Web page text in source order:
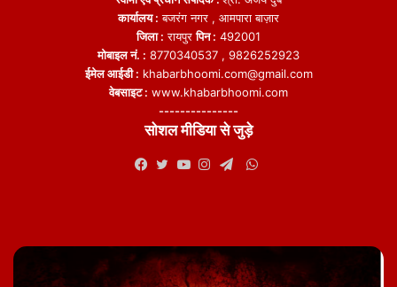
कार्यालय : बजरंग नगर , आमपारा बाज़ार
जिला : रायपुरपिन : 492001
मोबाइल नं. : 8770340537 , 9826252923
ईमेल आईडी : khabarbhoomi.com@gmail.com
वेबसाइट : www.khabarbhoomi.com
---------------
सोशल मीडिया से जुड़े
WhatsApp